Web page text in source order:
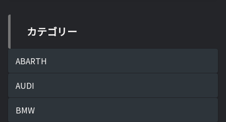
カテゴリー
ABARTH
AUDI
BMW